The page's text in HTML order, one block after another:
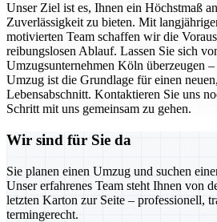
Unser Ziel ist es, Ihnen ein Höchstmaß
Zuverlässigkeit zu bieten. Mit
motivierten Team schaffen wir die
reibungslosen Ablauf. Lassen Sie sich
Umzugsunternehmen Köln überzeugen
Umzug ist die Grundlage für einen
Lebensabschnitt. Kontaktieren Sie uns
Schritt mit uns gemeinsam zu gehen.
Wir sind für Sie da
Sie planen einen Umzug und suchen
Unser erfahrenes Team steht Ihnen von
letzten Karton zur Seite – professionell,
termingerecht.